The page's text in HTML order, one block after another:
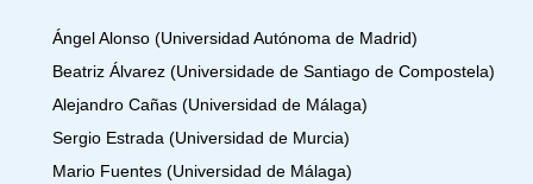
Ángel Alonso (Universidad Autónoma de Madrid)
Beatriz Álvarez (Universidade de Santiago de Compostela)
Alejandro Cañas (Universidad de Málaga)
Sergio Estrada (Universidad de Murcia)
Mario Fuentes (Universidad de Málaga)